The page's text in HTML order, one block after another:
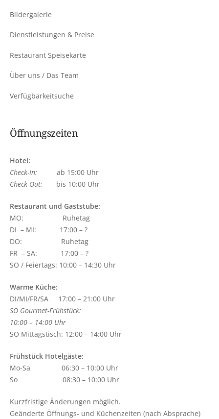
Bildergalerie
Dienstleistungen & Preise
Restaurant Speisekarte
Über uns / Das Team
Verfügbarkeitsuche
Öffnungszeiten
Hotel:
Check-In:
ab 15:00 Uhr
Check-Out: bis 10:00 Uhr
Restaurant und Gaststube:
MO: Ruhetag
DI – MI: 17:00 – ?
DO: Ruhetag
FR – SA: 17:00 – ?
SO / Feiertags: 10:00 – 14:30 Uhr
Warme Küche:
DI/MI/FR/SA 17:00 – 21:00 Uhr
SO Gourmet-Frühstück:
10:00 – 14:00 Uhr
SO Mittagstisch: 12:00 – 14:00 Uhr
Frühstück Hotelgäste:
Mo-Sa 06:30 – 10:00 Uhr
So 08:30 – 10:00 Uhr
Kurzfristige Änderungen möglich.
Geänderte Öffnungs- und Küchenzeiten (nach Absprache)